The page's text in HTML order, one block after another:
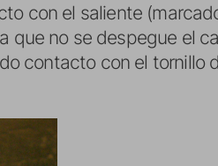
con el saliente
que no se despegue el
contacto con el tornillo